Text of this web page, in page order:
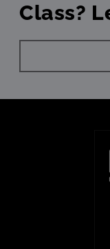
Class?